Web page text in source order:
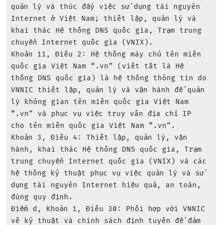
quản lý và thúc đẩy việc sử dụng tài nguyên
Internet ở Việt Nam; thiết lập, quản lý và
khai thác Hệ thống DNS quốc gia, Trạm trung
chuyển Internet quốc gia (VNIX).
Khoản 11, Điều 2: Hệ thống máy chủ tên miền
quốc gia Việt Nam “.vn” (viết tắt là Hệ
thống DNS quốc gia) là hệ thống thông tin do
VNNIC thiết lập, quản lý và vận hành để quản
lý không gian tên miền quốc gia Việt Nam
“.vn” và phục vụ việc truy vấn địa chỉ IP
cho tên miền quốc gia Việt Nam “.vn”.
Khoản 3, Điều 4: Thiết lập, quản lý, vận
hành, khai thác Hệ thống DNS quốc gia, Trạm
trung chuyển Internet quốc gia (VNIX) và các
hệ thống kỹ thuật phục vụ việc quản lý và sử
dụng tài nguyên Internet hiệu quả, an toàn,
đúng quy định.
Điểm d, Khoản 1, Điều 30: Phối hợp với VNNIC
về kỹ thuật và chính sách định tuyến để đảm